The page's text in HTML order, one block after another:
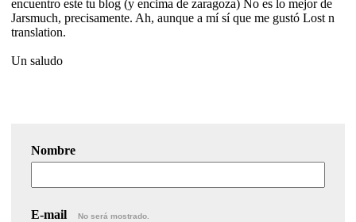
encuentro este tu blog (y encima de zaragoza) No es lo mejor de
Jarsmuch, precisamente. Ah, aunque a mí sí que me gustó Lost n
translation.
Un saludo
Nombre
E-mail No será mostrado.